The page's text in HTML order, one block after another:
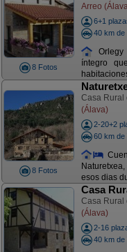
8 Fotos
Arreo
6+1
40 km de
íntegro
8 Fotos
Casa Rural
(Álava)
2-20+2
60 km de
esos dias
Casa
Casa Rural
(Álava)
2-16
40 km de